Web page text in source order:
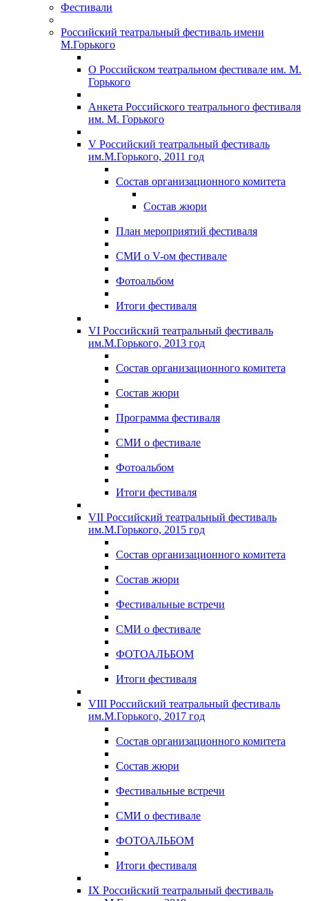
Фестивали
Российский театральный фестиваль имени
М.Горького
О Российском театральном фестивале им. М.
Горького
Анкета Российского театрального фестиваля
им. М. Горького
V Российский театральный фестиваль
им.М.Горького, 2011 год
Состав организационного комитета
Состав жюри
План мероприятий фестиваля
СМИ о V-ом фестивале
Фотоальбом
Итоги фестиваля
VI Российский театральный фестиваль
им.М.Горького, 2013 год
Состав организационного комитета
Состав жюри
Программа фестиваля
СМИ о фестивале
Фотоальбом
Итоги фестиваля
VII Российский театральный фестиваль
им.М.Горького, 2015 год
Состав организационного комитета
Состав жюри
Фестивальные встречи
СМИ о фестивале
ФОТОАЛЬБОМ
Итоги фестиваля
VIII Российский театральный фестиваль
им.М.Горького, 2017 год
Состав организационного комитета
Состав жюри
Фестивальные встречи
СМИ о фестивале
ФОТОАЛЬБОМ
Итоги фестиваля
IX Российский театральный фестиваль